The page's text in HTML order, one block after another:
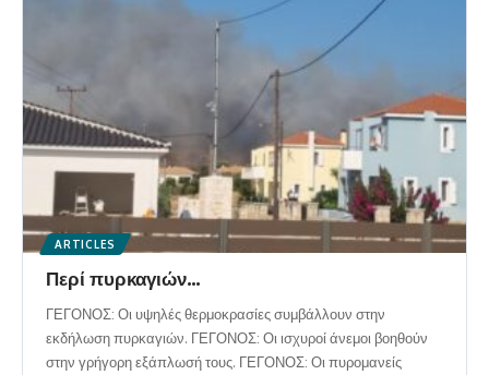
ARTICLES
Περί πυρκαγιών…
ΓΕΓΟΝΟΣ: Οι υψηλές θερμοκρασίες συμβάλλουν στην
εκδήλωση πυρκαγιών. ΓΕΓΟΝΟΣ: Οι ισχυροί άνεμοι βοηθούν
στην γρήγορη εξάπλωσή τους. ΓΕΓΟΝΟΣ: Οι πυρομανείς